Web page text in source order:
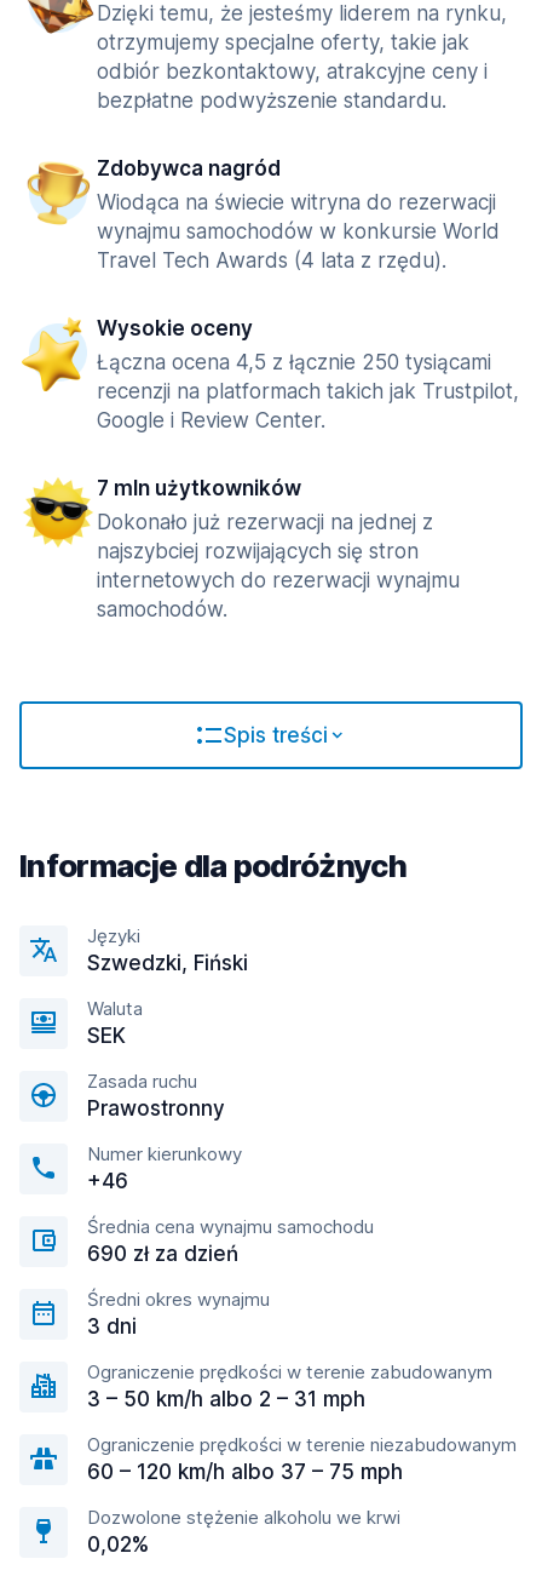
Dzięki temu, że jesteśmy liderem na rynku,
otrzymujemy specjalne oferty, takie jak
odbiór bezkontaktowy, atrakcyjne ceny i
bezpłatne podwyższenie standardu.
Zdobywca nagród
Wiodąca na świecie witryna do rezerwacji
wynajmu samochodów w konkursie World
Travel Tech Awards (4 lata z rzędu).
Wysokie oceny
Łączna ocena 4,5 z łącznie 250 tysiącami
recenzji na platformach takich jak Trustpilot,
Google i Review Center.
7 mln użytkowników
Dokonało już rezerwacji na jednej z
najszybciej rozwijających się stron
internetowych do rezerwacji wynajmu
samochodów.
Spis treści
Informacje dla podróżnych
Języki
Szwedzki, Fiński
Waluta
SEK
Zasada ruchu
Prawostronny
Numer kierunkowy
+46
Średnia cena wynajmu samochodu
690 zł za dzień
Średni okres wynajmu
3 dni
Ograniczenie prędkości w terenie zabudowanym
3 – 50 km/h albo 2 – 31 mph
Ograniczenie prędkości w terenie niezabudowanym
60 – 120 km/h albo 37 – 75 mph
Dozwolone stężenie alkoholu we krwi
0,02%